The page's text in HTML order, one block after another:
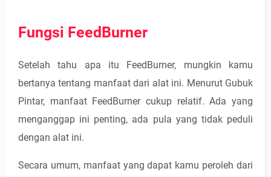
Fungsi FeedBurner
Setelah tahu apa itu FeedBurner, mungkin kamu
bertanya tentang manfaat dari alat ini. Menurut Gubuk
Pintar, manfaat FeedBurner cukup relatif. Ada yang
menganggap ini penting, ada pula yang tidak peduli
dengan alat ini.
Secara umum, manfaat yang dapat kamu peroleh dari